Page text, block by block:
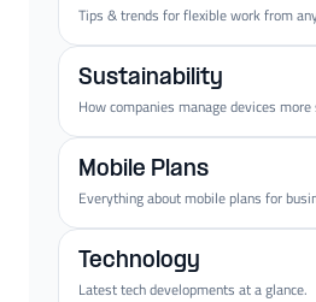
Tips & trends for flexible work from
Sustainability
How companies manage devices
Mobile Plans
Everything about mobile plans for
Technology
Latest tech developments at a glance.